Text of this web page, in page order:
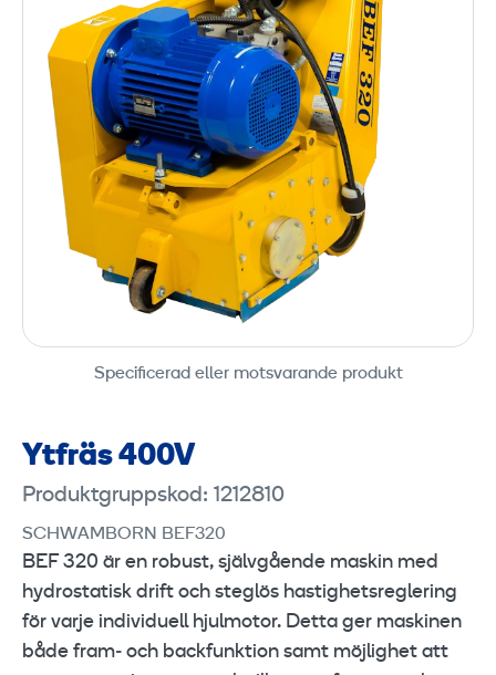
Specificerad eller motsvarande produkt
Ytfräs 400V
Produktgruppskod: 1212810
SCHWAMBORN BEF320
BEF 320 är en robust, självgående maskin med
hydrostatisk drift och steglös hastighetsreglering
för varje individuell hjulmotor. Detta ger maskinen
både fram‑ och backfunktion samt möjlighet att